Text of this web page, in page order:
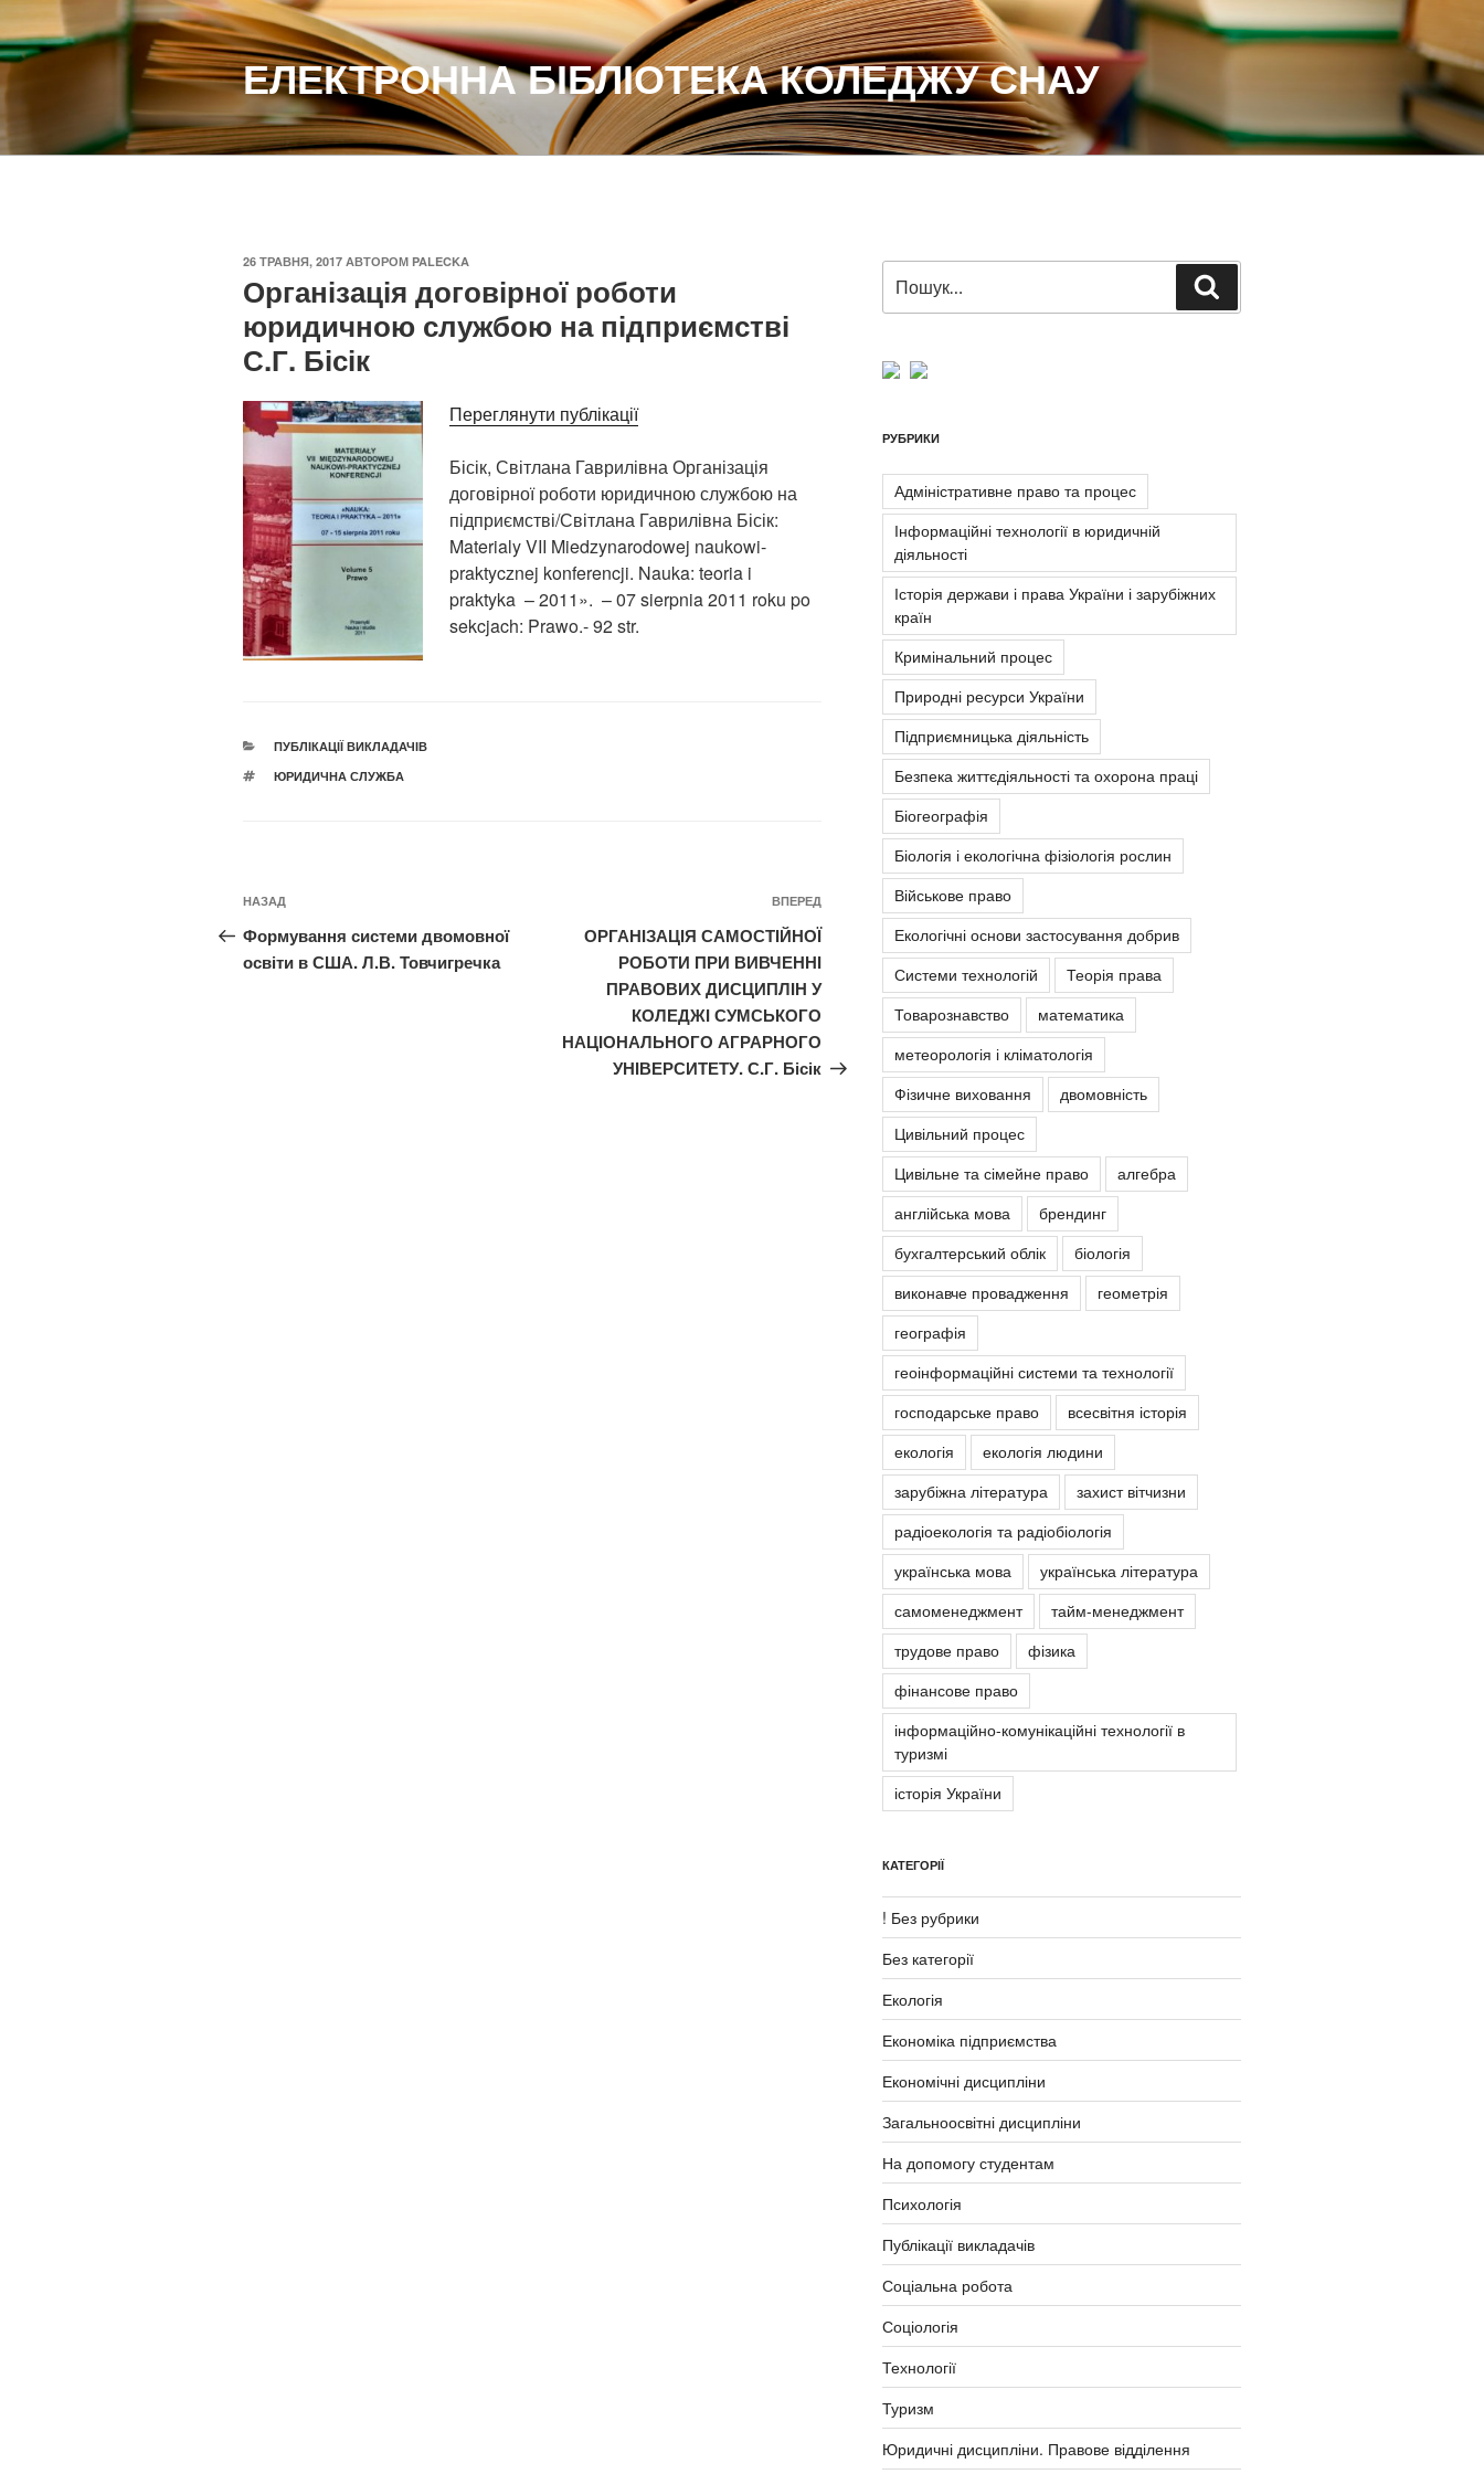
Перейти
до
вмісту
ЕЛЕКТРОННА БІБЛІОТЕКА КОЛЕДЖУ СНАУ
ОПУБЛІКОВАНО
26 ТРАВНЯ, 2017 АВТОРОМ PALECKA
Організація договірної роботи
юридичною службою на підприємстві
С.Г. Бісік
Переглянути публікації
Бісік, Світлана Гаврилівна Організація
договірної роботи юридичною службою на
підприємстві/Світлана Гаврилівна Бісік:
Materialy VII Miedzynarodowej naukowi-
praktycznej konferencji. Nauka: teoria i
praktyka – 2011». – 07 sierpnia 2011 roku po
sekcjach: Prawo.- 92 str.
КАТЕГОРІЇ
ПУБЛІКАЦІЇ ВИКЛАДАЧІВ
ПОЗНАЧКИ
ЮРИДИЧНА СЛУЖБА
Навігація
записів
Попередній
запис:
НАЗАД
Формування системи двомовної
освіти в США. Л.В. Товчигречка
Наступний
запис
ВПЕРЕД
ОРГАНІЗАЦІЯ САМОСТІЙНОЇ
РОБОТИ ПРИ ВИВЧЕННІ
ПРАВОВИХ ДИСЦИПЛІН У
КОЛЕДЖІ СУМСЬКОГО
НАЦІОНАЛЬНОГО АГРАРНОГО
УНІВЕРСИТЕТУ. С.Г. Бісік
за
запитом:
РУБРИКИ
Адміністративне право та процес
Інформаційні технології в юридичній
діяльності
Історія держави і права України і зарубіжних
країн
Кримінальний процес
Природні ресурси України
Підприємницька діяльність
Безпека життєдіяльності та охорона праці
Біогеографія
Біологія і екологічна фізіологія рослин
Військове право
Екологічні основи застосування добрив
Системи технологій
Теорія права
Товарознавство
математика
метеорологія і кліматологія
Фізичне виховання
двомовність
Цивільний процес
Цивільне та сімейне право
алгебра
англійська мова
брендинг
бухгалтерський облік
біологія
виконавче провадження
геометрія
географія
геоінформаційні системи та технології
господарське право
всесвітня історія
екологія
екологія людини
зарубіжна література
захист вітчизни
радіоекологія та радіобіологія
українська мова
українська література
самоменеджмент
тайм-менеджмент
трудове право
фізика
фінансове право
інформаційно-комунікаційні технології в
туризмі
історія України
КАТЕГОРІЇ
! Без рубрики
Без категорії
Екологія
Економіка підприємства
Економічні дисципліни
Загальноосвітні дисципліни
На допомогу студентам
Психологія
Публікації викладачів
Соціальна робота
Соціологія
Технології
Туризм
Юридичні дисципліни. Правове відділення